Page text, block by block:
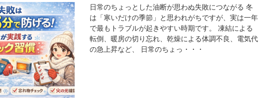
日常のちょっとした油断が思わぬ失敗につながる 冬
は「寒いだけの季節」と思われがちですが、実は一年
で最もトラブルが起きやすい時期です。 凍結による
転倒、暖房の切り忘れ、乾燥による体調不良、電気代
の急上昇など、 日常のちょっ・・・